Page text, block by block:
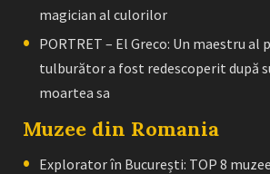
magician al culorilor
PORTRET – El Greco: Un maestru
tulburător a fost redescoperit după
moartea sa
Muzee din Romania
Explorator în București: TOP 8